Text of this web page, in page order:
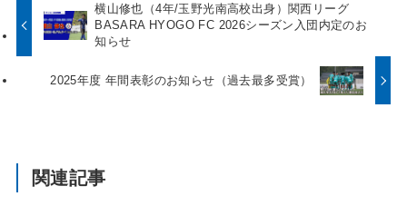
横山修也（4年/玉野光南高校出身）関西リーグ
BASARA HYOGO FC 2026シーズン入団内定のお
知らせ
2025年度 年間表彰のお知らせ（過去最多受賞）
関連記事